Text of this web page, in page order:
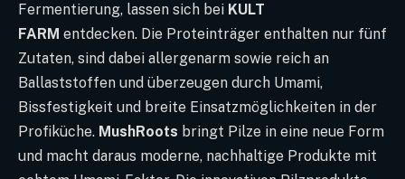
Fermentierung, lassen sich bei KULT
FARM entdecken. Die Proteinträger enthalten nur fünf
Zutaten, sind dabei allergenarm sowie reich an
Ballaststoffen und überzeugen durch Umami,
Bissfestigkeit und breite Einsatzmöglichkeiten in der
Profiküche. MushRoots bringt Pilze in eine neue Form
und macht daraus moderne, nachhaltige Produkte mit